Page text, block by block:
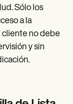
Sólo los
a la
cliente no debe
y sin